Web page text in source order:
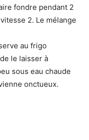
fondre pendant 2
2. Le mélange
au frigo
le laisser à
sous eau chaude
onctueux.